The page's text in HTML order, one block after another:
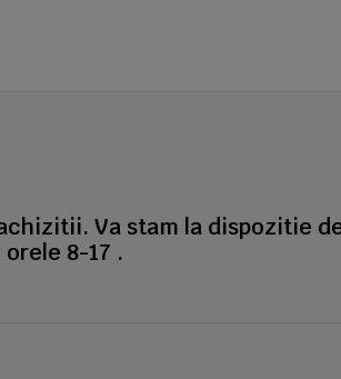
Va stam la dispozitie
8-17 .